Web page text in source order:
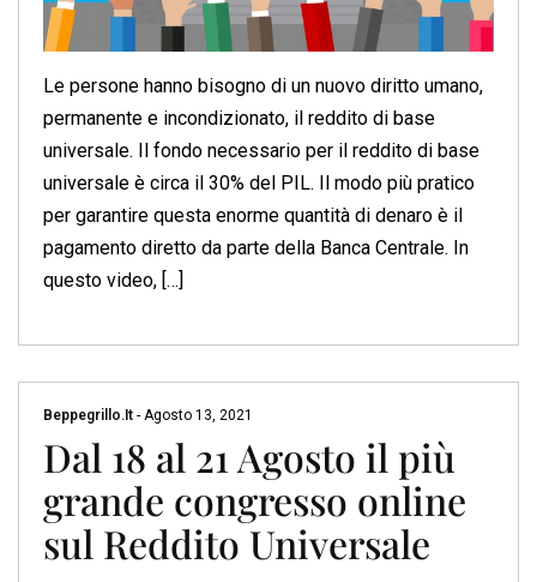
Le persone hanno bisogno di un nuovo diritto umano,
permanente e incondizionato, il reddito di base
universale. Il fondo necessario per il reddito di base
universale è circa il 30% del PIL. Il modo più pratico
per garantire questa enorme quantità di denaro è il
pagamento diretto da parte della Banca Centrale. In
questo video, […]
Beppegrillo.it - Agosto 13, 2021
Dal 18 al 21 Agosto il più
grande congresso online
sul Reddito Universale